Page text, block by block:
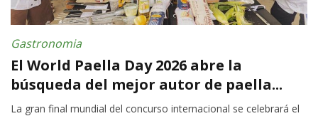
Gastronomia
El World Paella Day 2026 abre la
búsqueda del mejor autor de paella...
La gran final mundial del concurso internacional se celebrará el